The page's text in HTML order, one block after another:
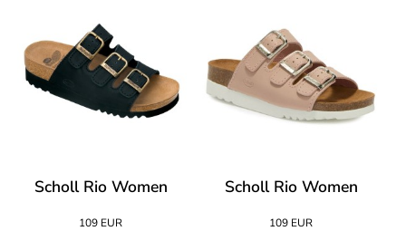
Scholl Rio Women
109 EUR
Scholl Rio Women
109 EUR